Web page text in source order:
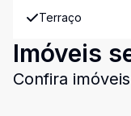
Terraço
Imóveis
Confira